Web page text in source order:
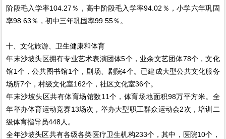
阶段毛入学率104.27％，高中阶段毛入学率94.02％，小学六年巩固
率98.63％，初中三年巩固率99.55％。
十、文化旅游、卫生健康和体育
年末沙坡头区拥有专业艺术表演团体5个，业余文艺团体78个，文化
馆1个，公共图书馆1个，剧场、剧院4个。已建成大型公共文化服务
场所7个，村级文化室162个，社区文化室36个。
年末沙坡头区共有体育场馆数11个，体育场地面积98万平方米。全
年举办体育运动竞赛13场次，举办大型职工群众运动会2次，培训二
级体育指导员448人。
全年沙坡头区共有各级各类医疗卫生机构233个，其中，医院10个，